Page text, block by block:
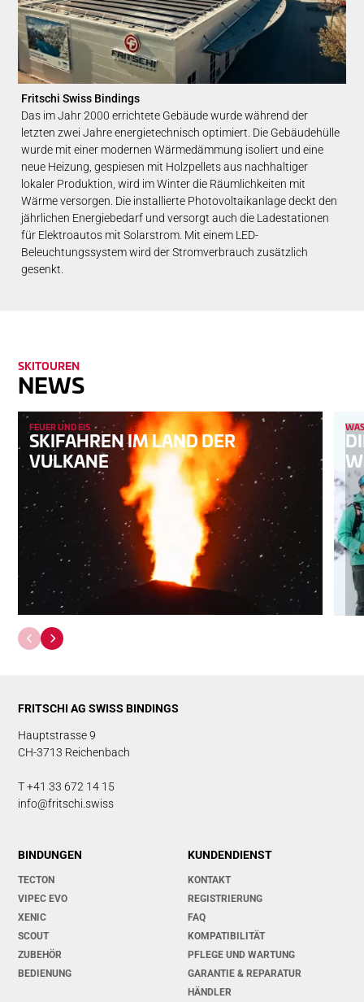
Fritschi Swiss Bindings
Das im Jahr 2000 errichtete Gebäude wurde während der
letzten zwei Jahre energietechnisch optimiert. Die Gebäudehülle
wurde mit einer modernen Wärmedämmung isoliert und eine
neue Heizung, gespiesen mit Holzpellets aus nachhaltiger
lokaler Produktion, wird im Winter die Räumlichkeiten mit
Wärme versorgen. Die installierte Photovoltaikanlage deckt den
jährlichen Energiebedarf und versorgt auch die Ladestationen
für Elektroautos mit Solarstrom. Mit einem LED-
Beleuchtungssystem wird der Stromverbrauch zusätzlich
gesenkt.
SKITOUREN
NEWS
FEUER UND EIS
SKIFAHREN IM LAND DER
VULKANE
FRITSCHI AG SWISS BINDINGS
Hauptstrasse 9
CH-3713 Reichenbach
T +41 33 672 14 15
info@fritschi.swiss
BINDUNGEN
TECTON
VIPEC EVO
XENIC
SCOUT
ZUBEHÖR
BEDIENUNG
KUNDENDIENST
KONTAKT
REGISTRIERUNG
FAQ
KOMPATIBILITÄT
PFLEGE UND WARTUNG
GARANTIE & REPARATUR
HÄNDLER